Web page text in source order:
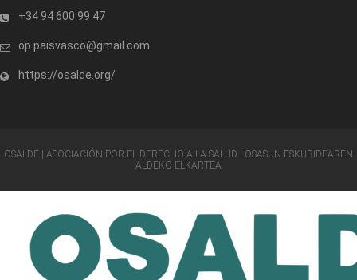
+34 94 600 99 47
op.paisvasco@gmail.com
https://osalde.org/
OSALDE | ASOCIACIÓN POR EL DERECHO A LA SALUD · OSASUN ESKUBIDEAREN
ALDEKO ELKARTEA